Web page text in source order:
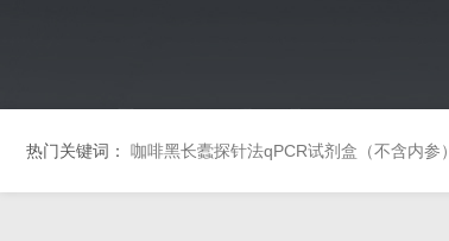
热门关键词： 咖啡黑长蠹探针法qPCR试剂盒（不含内参）